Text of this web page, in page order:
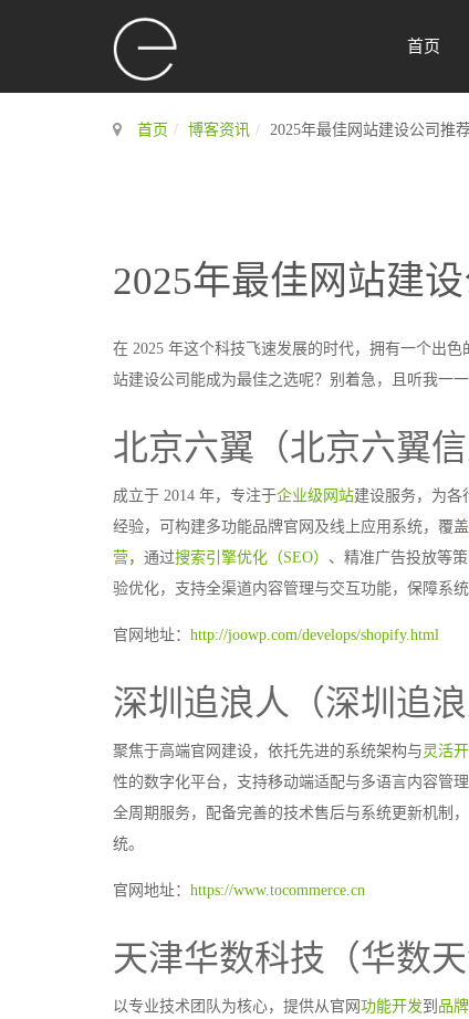
首页
首页 博客资讯 2025年最佳网站建设公司推
2025年最佳网站建
在 2025 年这个科技飞速发展的时代，拥有一个出
站建设公司能成为最佳之选呢？别着急，且听我一一
北京六翼（北京六翼
成立于 2014 年，专注于企业级网站建设服务，为各
经验，可构建多功能品牌官网及线上应用系统，覆盖
营 ，通过搜索引擎优化（SEO） 、精准广告投放等
验优化，支持全渠道内容管理与交互功能，保障系
官网地址： http://joowp.com/develops/shopify.html
深圳追浪人（深圳追
聚焦于高端官网建设，依托先进的系统架构与灵活
性的数字化平台，支持移动端适配与多语言内容管
全周期服务，配备完善的技术售后与系统更新机制
统。
官网地址： https://www.tocommerce.cn
天津华数科技（华数
以专业技术团队为核心，提供从官网 功能开发到 品